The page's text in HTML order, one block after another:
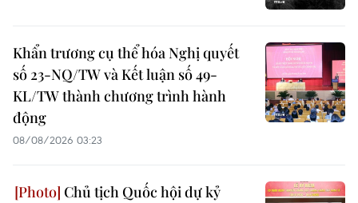
Khẩn trương cụ thể hóa Nghị quyết
số 23-NQ/TW và Kết luận số 49-
KL/TW thành chương trình hành
động
08/08/2026 03:23
Chủ tịch Quốc hội dự kỷ